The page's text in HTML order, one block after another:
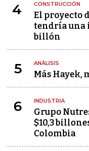
4 CONSTRUCCIÓN
El proyecto
tendría una
billón
5 ANÁLISIS
Más Hayek,
6 INDUSTRIA
Grupo
$10,3
Colombia